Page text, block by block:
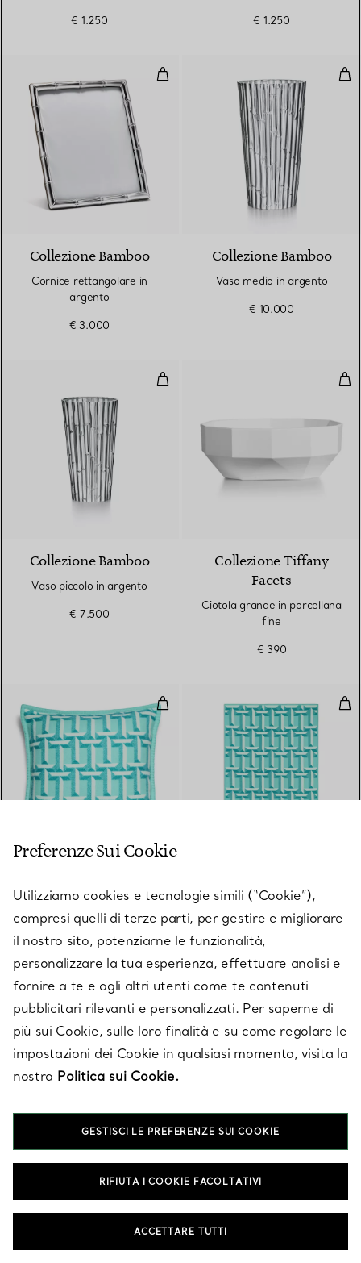
€ 1.250 € 1.250
Cornice rettangolare in argento
Collezione Bamboo
Cornice rettangolare in
argento
€ 3.000
Collezione Bamboo
Vaso medio in argento
€ 10.000
Vaso piccolo in argento
Collezione Bamboo
Vaso piccolo in argento
€ 7.500
Collezione Tiffany
Facets
Ciotola grande in porcellana
fine
€ 390
Cuscino T True in cashmere e
Collezione Tiffany T
Cuscino T True in cashmere
e lana Tiffany Blue®
Collezione Tiffany T
cashmere e lana color
cammello
Cuscino in cashmere e lana
Collezione Color Block
Cuscino in cashmere e lana
color Tiffany Blue® e color
Collezione Elsa
Peretti®
Piatti Thumbprint in vetro
veneziano nero, set di tre
Preferenze Sui Cookie
Utilizziamo cookies e tecnologie simili (“Cookie”),
compresi quelli di terze parti, per gestire e migliorare
il nostro sito, potenziarne le funzionalità,
personalizzare la tua esperienza, effettuare analisi e
fornire a te e agli altri utenti come te contenuti
pubblicitari rilevanti e personalizzati. Per saperne di
più sui Cookie, sulle loro finalità e su come regolare le
impostazioni dei Cookie in qualsiasi momento, visita la
nostra Politica sui Cookie.
GESTISCI LE PREFERENZE SUI COOKIE
RIFIUTA I COOKIE FACOLTATIVI
ACCETTARE TUTTI